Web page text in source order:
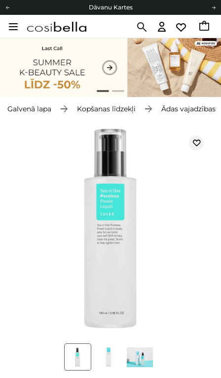
Dāvanu Kartes
Cosibella lojalitātes programma
Galvenā lapa Kopšanas līdzekļi Ādas vajadzības